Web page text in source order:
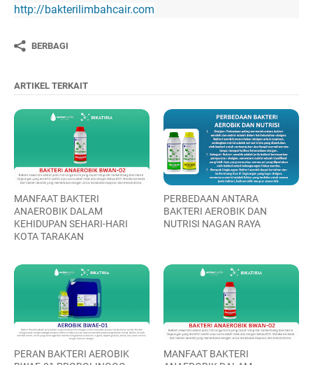
http://bakterilimbahcair.com
BERBAGI
ARTIKEL TERKAIT
MANFAAT BAKTERI
ANAEROBIK DALAM
KEHIDUPAN SEHARI-HARI
KOTA TARAKAN
PERBEDAAN ANTARA
BAKTERI AEROBIK DAN
NUTRISI NAGAN RAYA
PERAN BAKTERI AEROBIK
MANFAAT BAKTERI